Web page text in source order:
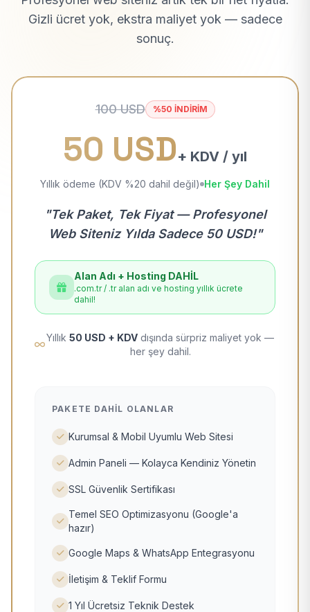
Gizli ücret yok, ekstra maliyet yok — sadece
sonuç.
100 USD %50 İNDİRİM
50 USD+ KDV / yıl
Yıllık ödeme (KDV %20 dahil değil) Her Şey Dahil
"Tek Paket, Tek Fiyat — Profesyonel
Web Siteniz Yılda Sadece 50 USD!"
Alan Adı + Hosting DAHİL
.com.tr / .tr alan adı ve hosting yıllık ücrete
dahil!
Yıllık 50 USD + KDV dışında sürpriz maliyet yok —
her şey dahil.
PAKETE DAHIL OLANLAR
Kurumsal & Mobil Uyumlu Web Sitesi
Admin Paneli — Kolayca Kendiniz Yönetin
SSL Güvenlik Sertifikası
Temel SEO Optimizasyonu (Google'a
hazır)
Google Maps & WhatsApp Entegrasyonu
İletişim & Teklif Formu
1 Yıl Ücretsiz Teknik Destek